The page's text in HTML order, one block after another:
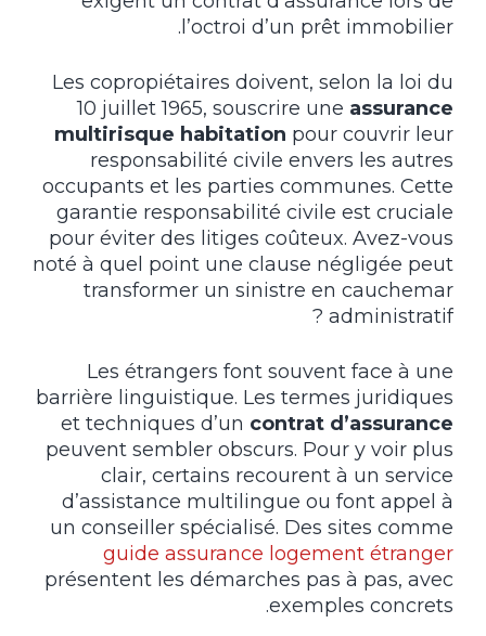
l’octroi d’un prêt immobilier.
Les copropiétaires doivent, selon la loi du
10 juillet 1965, souscrire une assurance
multirisque habitation pour couvrir leur
responsabilité civile envers les autres
occupants et les parties communes. Cette
garantie responsabilité civile est cruciale
pour éviter des litiges coûteux. Avez-vous
noté à quel point une clause négligée peut
transformer un sinistre en cauchemar
administratif ?
Les étrangers font souvent face à une
barrière linguistique. Les termes juridiques
et techniques d’un contrat d’assurance
peuvent sembler obscurs. Pour y voir plus
clair, certains recourent à un service
d’assistance multilingue ou font appel à
un conseiller spécialisé. Des sites comme
guide assurance logement étranger
présentent les démarches pas à pas, avec
exemples concrets.